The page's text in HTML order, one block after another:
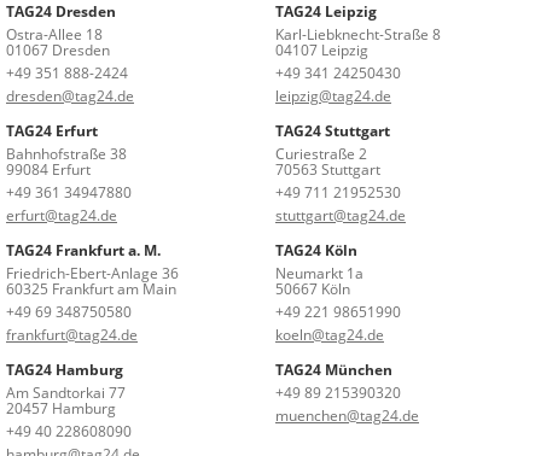
TAG24 Dresden
Ostra-Allee 18
01067 Dresden
+49 351 888-2424
dresden@tag24.de
TAG24 Leipzig
Karl-Liebknecht-Straße 8
04107 Leipzig
+49 341 24250430
leipzig@tag24.de
TAG24 Erfurt
Bahnhofstraße 38
99084 Erfurt
+49 361 34947880
erfurt@tag24.de
TAG24 Stuttgart
Curiestraße 2
70563 Stuttgart
+49 711 21952530
stuttgart@tag24.de
TAG24 Frankfurt a. M.
Friedrich-Ebert-Anlage 36
60325 Frankfurt am Main
+49 69 348750580
frankfurt@tag24.de
TAG24 Köln
Neumarkt 1a
50667 Köln
+49 221 98651990
koeln@tag24.de
TAG24 Hamburg
Am Sandtorkai 77
20457 Hamburg
+49 40 228608090
TAG24 München
+49 89 215390320
muenchen@tag24.de